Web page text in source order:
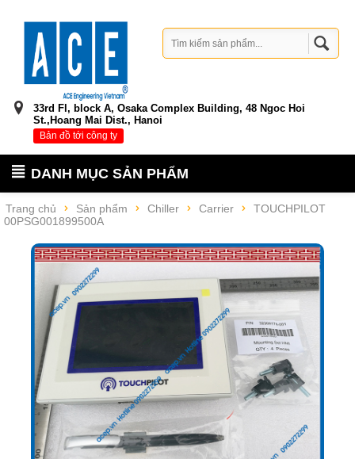
33rd Fl, block A, Osaka Complex Building, 48 Ngoc Hoi
St.,Hoang Mai Dist., Hanoi
Bản đồ tới công ty
DANH MỤC SẢN PHẨM
Trang chủ Sản phẩm Chiller Carrier
TOUCHPILOT
00PSG001899500A